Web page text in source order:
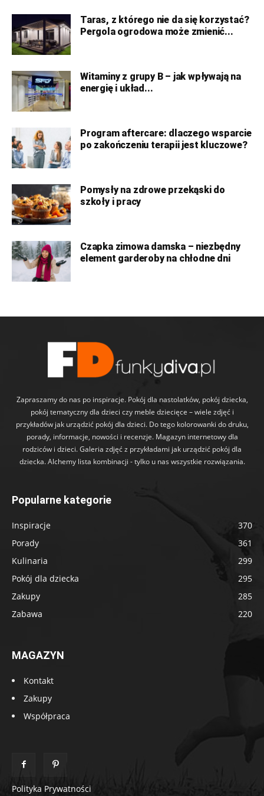
Taras, z którego nie da się korzystać?
Pergola ogrodowa może zmienić...
Witaminy z grupy B – jak wpływają na
energię i układ...
Program aftercare: dlaczego wsparcie
po zakończeniu terapii jest kluczowe?
Pomysły na zdrowe przekąski do
szkoły i pracy
Czapka zimowa damska – niezbędny
element garderoby na chłodne dni
Zapraszamy do nas po inspiracje. Pokój dla nastolatków, pokój dziecka,
pokój tematyczny dla dzieci czy meble dziecięce – wiele zdjęć i
przykładów jak urządzić pokój dla dzieci. Do tego kolorowanki do druku,
porady, informacje, nowości i recenzje. Magazyn internetowy dla
rodziców i dzieci. Galeria zdjęć z przykładami jak urządzić pokój dla
dziecka. Alchemy lista kombinacji - tylko u nas wszystkie rozwiązania.
Popularne kategorie
Inspiracje
370
Porady
361
Kulinaria
299
Pokój dla dziecka
295
Zakupy
285
Zabawa
220
MAGAZYN
Kontakt
Zakupy
Współpraca
Polityka Prywatności